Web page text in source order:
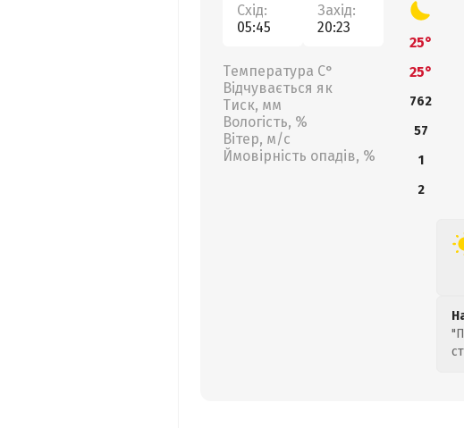
Схід:
05:45
Захід:
20:23
Температура С°
Відчувається як
Тиск, мм
Вологість, %
Вітер, м/с
Ймовірність опадів, %
25°
25°
762
57
1
2